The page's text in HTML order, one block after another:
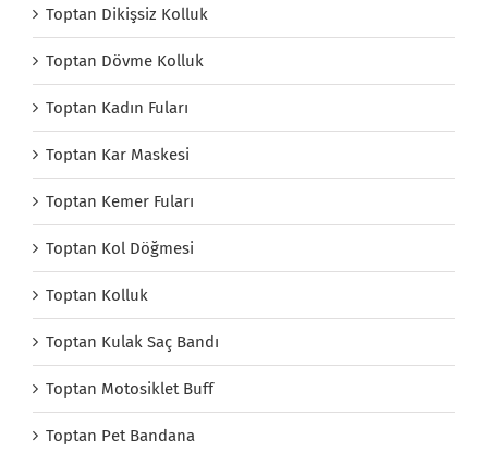
Toptan Dikişsiz Kolluk
Toptan Dövme Kolluk
Toptan Kadın Fuları
Toptan Kar Maskesi
Toptan Kemer Fuları
Toptan Kol Döğmesi
Toptan Kolluk
Toptan Kulak Saç Bandı
Toptan Motosiklet Buff
Toptan Pet Bandana